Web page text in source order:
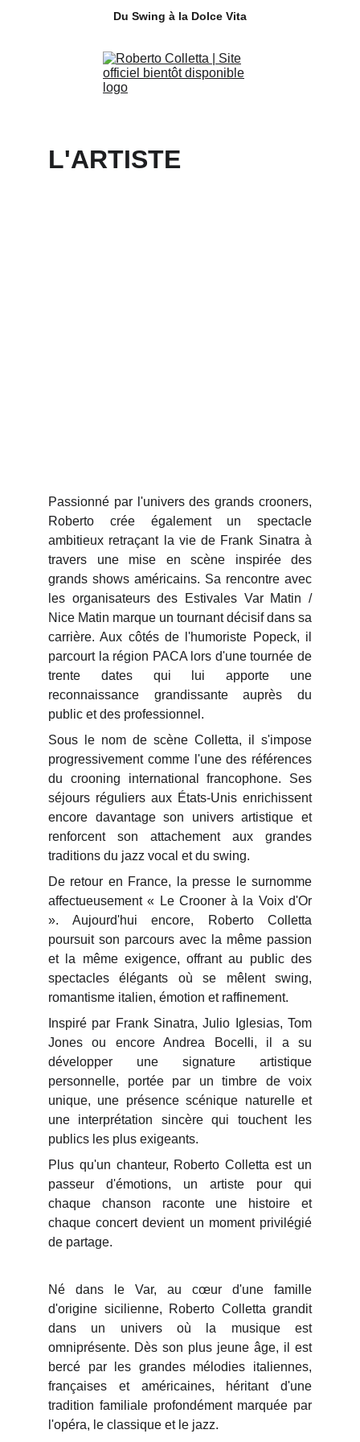
Du Swing à la Dolce Vita
L'ARTISTE
Passionné par l'univers des grands crooners,
Roberto crée également un spectacle
ambitieux retraçant la vie de Frank Sinatra à
travers une mise en scène inspirée des
grands shows américains. Sa rencontre avec
les organisateurs des Estivales Var Matin /
Nice Matin marque un tournant décisif dans sa
carrière. Aux côtés de l'humoriste Popeck, il
parcourt la région PACA lors d'une tournée de
trente dates qui lui apporte une
reconnaissance grandissante auprès du
public et des professionnel.
Sous le nom de scène Colletta, il s'impose
progressivement comme l'une des références
du crooning international francophone. Ses
séjours réguliers aux États-Unis enrichissent
encore davantage son univers artistique et
renforcent son attachement aux grandes
traditions du jazz vocal et du swing.
De retour en France, la presse le surnomme
affectueusement « Le Crooner à la Voix d'Or
». Aujourd'hui encore, Roberto Colletta
poursuit son parcours avec la même passion
et la même exigence, offrant au public des
spectacles élégants où se mêlent swing,
romantisme italien, émotion et raffinement.
Inspiré par Frank Sinatra, Julio Iglesias, Tom
Jones ou encore Andrea Bocelli, il a su
développer une signature artistique
personnelle, portée par un timbre de voix
unique, une présence scénique naturelle et
une interprétation sincère qui touchent les
publics les plus exigeants.
Plus qu'un chanteur, Roberto Colletta est un
passeur d'émotions, un artiste pour qui
chaque chanson raconte une histoire et
chaque concert devient un moment privilégié
de partage.
Né dans le Var, au cœur d'une famille
d'origine sicilienne, Roberto Colletta grandit
dans un univers où la musique est
omniprésente. Dès son plus jeune âge, il est
bercé par les grandes mélodies italiennes,
françaises et américaines, héritant d'une
tradition familiale profondément marquée par
l'opéra, le classique et le jazz.